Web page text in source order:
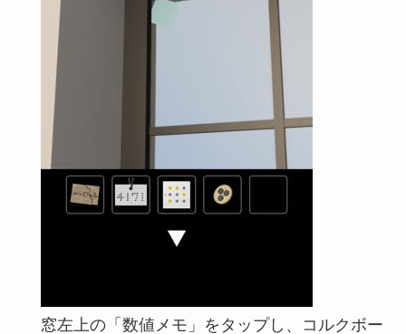
窓左上の「数値メモ」をタップし、コルクボー